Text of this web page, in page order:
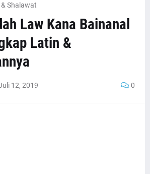
Shalawat
Law Kana Bainanal
Latin &
12, 2019 0